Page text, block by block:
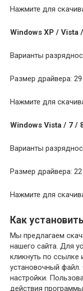
Нажмите для
Windows XP / Vista
Варианты
Размер драйвера: 29
Нажмите для
Windows Vista / 7 /
Варианты
Размер драйвера: 22
Нажмите для
Как
Мы предлагаем
нашего сайта. Для
кликнуть по ссылке
установочный
настройки.
действия программы.